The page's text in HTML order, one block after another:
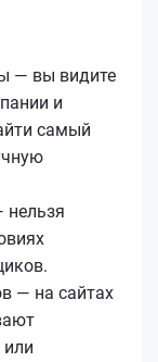
— вы видите
и
самый
нельзя
— на сайтах